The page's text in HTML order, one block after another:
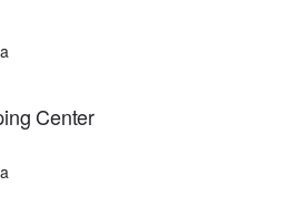
Center